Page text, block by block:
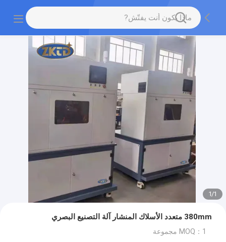
1
/
1
380mm متعدد الأسلاك المنشار آلة التصنيع البصري
MOQ：1 مجموعة